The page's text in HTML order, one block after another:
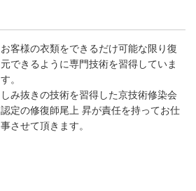
お客様の衣類をできるだけ可能な限り復
元できるように専門技術を習得していま
す。
しみ抜きの技術を習得した京技術修染会
認定の修復師尾上 昇が責任を持ってお仕
事させて頂きます。